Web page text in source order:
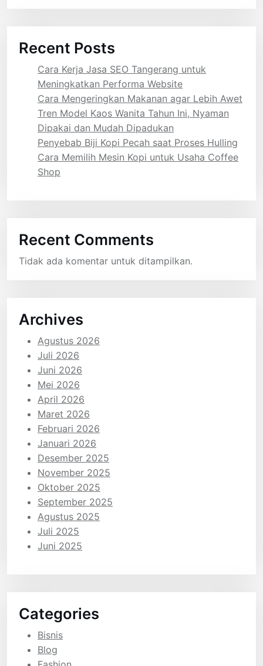
Recent Posts
Cara Kerja Jasa SEO Tangerang untuk
Meningkatkan Performa Website
Cara Mengeringkan Makanan agar Lebih Awet
Tren Model Kaos Wanita Tahun Ini, Nyaman
Dipakai dan Mudah Dipadukan
Penyebab Biji Kopi Pecah saat Proses Hulling
Cara Memilih Mesin Kopi untuk Usaha Coffee
Shop
Recent Comments
Tidak ada komentar untuk ditampilkan.
Archives
Agustus 2026
Juli 2026
Juni 2026
Mei 2026
April 2026
Maret 2026
Februari 2026
Januari 2026
Desember 2025
November 2025
Oktober 2025
September 2025
Agustus 2025
Juli 2025
Juni 2025
Categories
Bisnis
Blog